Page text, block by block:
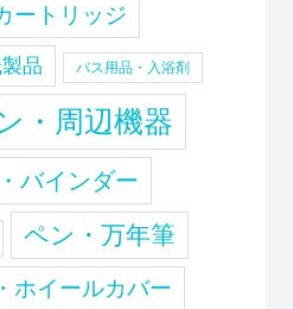
ートリッジ
品 バス用品・入浴剤
・周辺機器
バインダー
ペン・万年筆
ホイールカバー